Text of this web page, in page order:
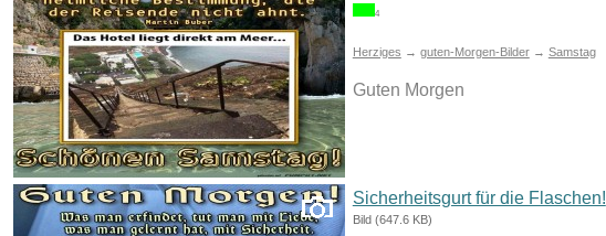
4
Herziges → guten-Morgen-Bilder→ Samstag
Guten Morgen
Sicherheitsgurt für die Flaschen!
Bild (647.6 KB)